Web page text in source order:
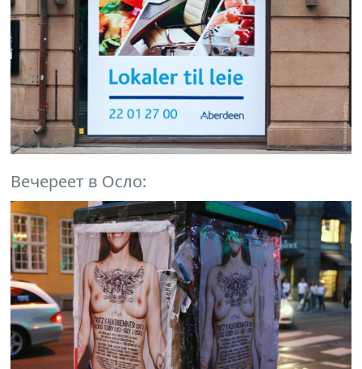
Вечереет в Осло: